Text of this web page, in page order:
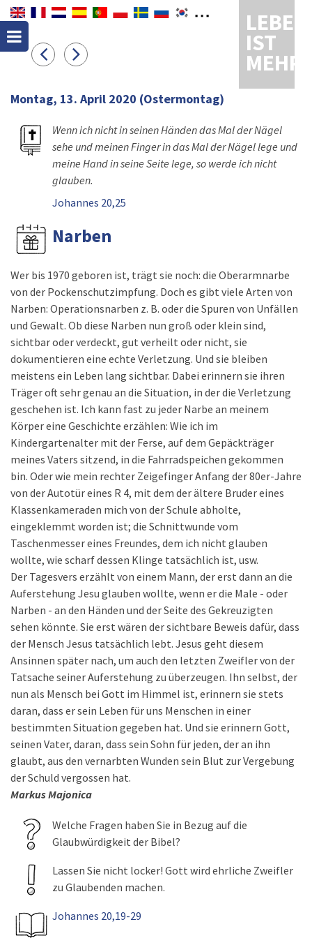
LEBEN
IST
MEHR
Montag, 13. April 2020 (Ostermontag)
Wenn ich nicht in seinen Händen das Mal der Nägel
sehe und meinen Finger in das Mal der Nägel lege und
meine Hand in seine Seite lege, so werde ich nicht
glauben.
Johannes 20,25
Narben
Wer bis 1970 geboren ist, trägt sie noch: die Oberarmnarbe
von der Pockenschutzimpfung. Doch es gibt viele Arten von
Narben: Operationsnarben z. B. oder die Spuren von Unfällen
und Gewalt. Ob diese Narben nun groß oder klein sind,
sichtbar oder verdeckt, gut verheilt oder nicht, sie
dokumentieren eine echte Verletzung. Und sie bleiben
meistens ein Leben lang sichtbar. Dabei erinnern sie ihren
Träger oft sehr genau an die Situation, in der die Verletzung
geschehen ist. Ich kann fast zu jeder Narbe an meinem
Körper eine Geschichte erzählen: Wie ich im
Kindergartenalter mit der Ferse, auf dem Gepäckträger
meines Vaters sitzend, in die Fahrradspeichen gekommen
bin. Oder wie mein rechter Zeigefinger Anfang der 80er-Jahre
von der Autotür eines R 4, mit dem der ältere Bruder eines
Klassenkameraden mich von der Schule abholte,
eingeklemmt worden ist; die Schnittwunde vom
Taschenmesser eines Freundes, dem ich nicht glauben
wollte, wie scharf dessen Klinge tatsächlich ist, usw.
Der Tagesvers erzählt von einem Mann, der erst dann an die
Auferstehung Jesu glauben wollte, wenn er die Male - oder
Narben - an den Händen und der Seite des Gekreuzigten
sehen könnte. Sie erst wären der sichtbare Beweis dafür, dass
der Mensch Jesus tatsächlich lebt. Jesus geht diesem
Ansinnen später nach, um auch den letzten Zweifler von der
Tatsache seiner Auferstehung zu überzeugen. Ihn selbst, der
nun als Mensch bei Gott im Himmel ist, erinnern sie stets
daran, dass er sein Leben für uns Menschen in einer
bestimmten Situation gegeben hat. Und sie erinnern Gott,
seinen Vater, daran, dass sein Sohn für jeden, der an ihn
glaubt, aus den vernarbten Wunden sein Blut zur Vergebung
der Schuld vergossen hat.
Markus Majonica
Welche Fragen haben Sie in Bezug auf die
Glaubwürdigkeit der Bibel?
Lassen Sie nicht locker! Gott wird ehrliche Zweifler
zu Glaubenden machen.
Johannes 20,19-29